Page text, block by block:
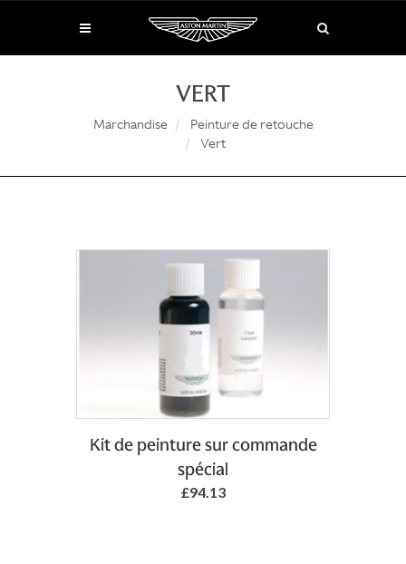
VERT
Marchandise
Peinture de retouche
Vert
Kit de peinture sur commande
spécial
£94.13